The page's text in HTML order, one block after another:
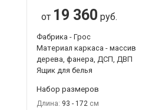
от 19 360 руб.
Фабрика - Грос
Материал каркаса - массив
дерева, фанера, ДСП, ДВП
Ящик для белья
Набор размеров
Длина: 93 - 172